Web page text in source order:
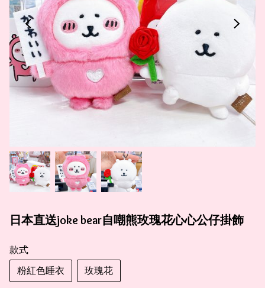
日本直送joke bear自嘲熊玫瑰花心心公仔掛飾
款式
粉紅色睡衣
玫瑰花